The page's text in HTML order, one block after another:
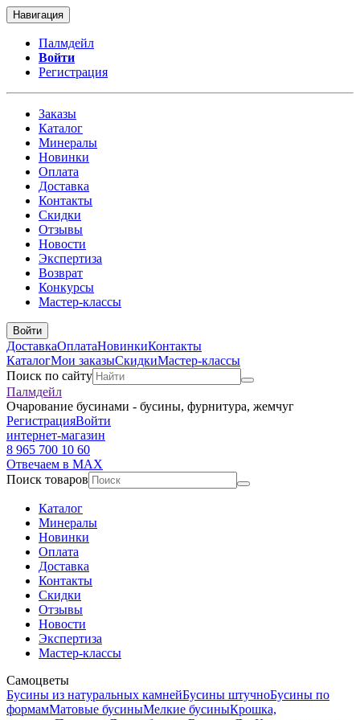
Навигация
Палмдейл
Войти
Регистрация
Заказы
Каталог
Минералы
Новинки
Оплата
Доставка
Контакты
Скидки
Отзывы
Новости
Экспертиза
Возврат
Конкурсы
Мастер-классы
Войти
ДоставкаОплатаНовинкиКонтакты
КаталогМои заказыСкидкиМастер-классы
Поиск по сайту
Палмдейл
Очарование бусинами - бусины, фурнитура, жемчуг
РегистрацияВойти
интернет-магазин
8 965 700 10 60
Отвечаем в MAX
Поиск товаров
Каталог
Минералы
Новинки
Оплата
Доставка
Контакты
Скидки
Отзывы
Новости
Экспертиза
Мастер-классы
Самоцветы
Бусины из натуральных камнейБусины штучноБусины по
формамМатовые бусиныМелкие бусиныКрошка,